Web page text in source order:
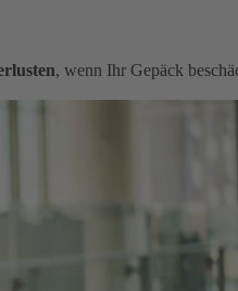
, wenn Ihr Gepäck